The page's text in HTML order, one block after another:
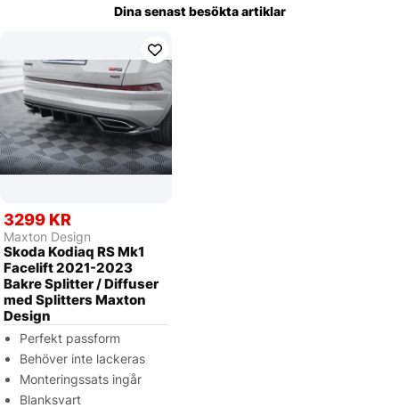
Dina senast besökta artiklar
3299 KR
Maxton Design
Skoda Kodiaq RS Mk1
Facelift 2021-2023
Bakre Splitter / Diffuser
med Splitters Maxton
Design
Perfekt passform
Behöver inte lackeras
Monteringssats ingår
Blanksvart